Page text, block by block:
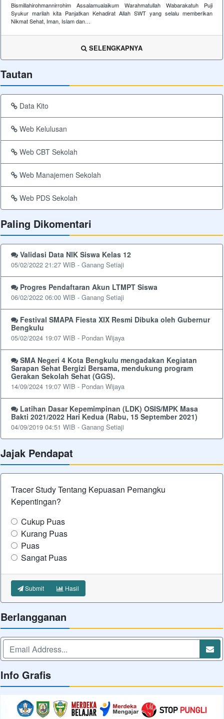
Bismillahirohmannirrohim Assalamualaikum Warahmatullah Wabarakatuh Puji
Syukur marilah kita Panjatkan Kehadirat Allah SWT yang selalu memberikan
Nikmat Sehat, Iman, Islam dan…
SELENGKAPNYA
Tautan
Data Kito
Web Kelulusan
Web CBT Sekolah
Web Manajemen Sekolah
Web PDS Sekolah
Paling Dikomentari
Validasi Data NIK Siswa Kelas 12
05/02/2022 21:27 WIB - Ganang Setiaji
Progres Pendaftaran Akun LTMPT Siswa
06/02/2022 06:00 WIB - Ganang Setiaji
Festival SMAPA Fiesta XIX Resmi Dibuka oleh Gubernur
Bengkulu
05/02/2024 19:07 WIB - Pondan Wijaya
SMA Negeri 4 Kota Bengkulu mengadakan Kegiatan
Sarapan Sehat Bergizi Bersama, mendukung program
Gerakan Sekolah Sehat (GGS).
14/09/2024 19:07 WIB - Pondan Wijaya
Latihan Dasar Kepemimpinan (LDK) OSIS/MPK Masa
Bakti 2021/2022 Hari Kedua (Rabu, 15 September 2021)
04/09/2019 04:51 WIB - Ganang Setiaji
Jajak Pendapat
Tracer Study Tentang Kepuasan Pemangku
Kepentingan?
Cukup Puas
Kurang Puas
Puas
Sangat Puas
Submit Hasil
Berlangganan
Info Grafis